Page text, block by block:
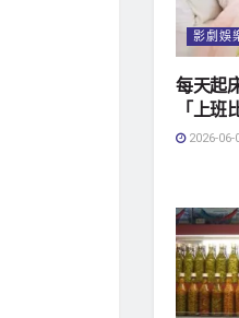
影劇娛
每天起
「上班
2026-06-